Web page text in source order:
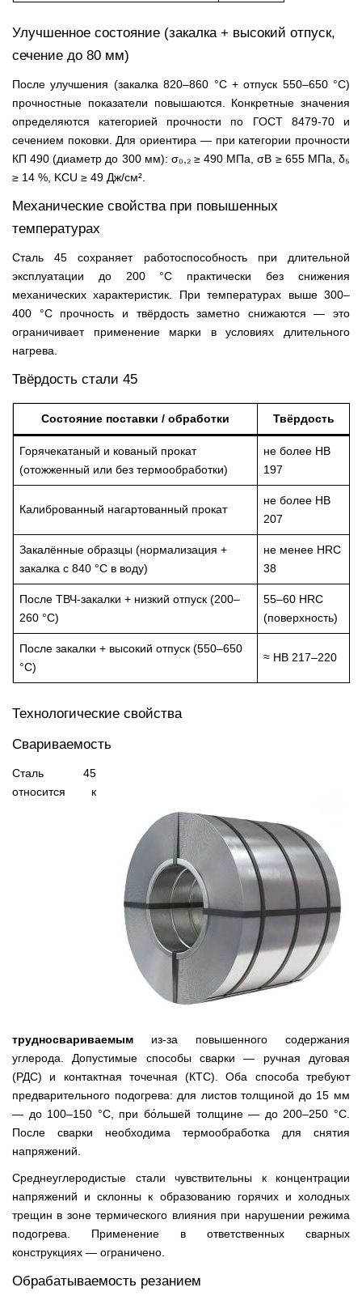
Улучшенное состояние (закалка + высокий отпуск,
сечение до 80 мм)
После улучшения (закалка 820–860 °C + отпуск 550–650 °C)
прочностные показатели повышаются. Конкретные значения
определяются категорией прочности по ГОСТ 8479-70 и
сечением поковки. Для ориентира — при категории прочности
КП 490 (диаметр до 300 мм): σ₀,₂ ≥ 490 МПа, σB ≥ 655 МПа, δ₅
≥ 14 %, KCU ≥ 49 Дж/см².
Механические свойства при повышенных
температурах
Сталь 45 сохраняет работоспособность при длительной
эксплуатации до 200 °C практически без снижения
механических характеристик. При температурах выше 300–
400 °C прочность и твёрдость заметно снижаются — это
ограничивает применение марки в условиях длительного
нагрева.
Твёрдость стали 45
Состояние поставки / обработки Твёрдость
Горячекатаный и кованый прокат
(отожженный или без термообработки)
не более HB
197
Калиброванный нагартованный прокат
не более HB
207
Закалённые образцы (нормализация +
закалка с 840 °C в воду)
не менее HRC
38
После ТВЧ-закалки + низкий отпуск (200–
260 °C)
55–60 HRC
(поверхность)
После закалки + высокий отпуск (550–650
°C)
≈ HB 217–220
Технологические свойства
Свариваемость
Сталь 45
относится к
трудносвариваемым из-за повышенного содержания
углерода. Допустимые способы сварки — ручная дуговая
(РДС) и контактная точечная (КТС). Оба способа требуют
предварительного подогрева: для листов толщиной до 15 мм
— до 100–150 °C, при бо́льшей толщине — до 200–250 °C.
После сварки необходима термообработка для снятия
напряжений.
Среднеуглеродистые стали чувствительны к концентрации
напряжений и склонны к образованию горячих и холодных
трещин в зоне термического влияния при нарушении режима
подогрева. Применение в ответственных сварных
конструкциях — ограничено.
Обрабатываемость резанием